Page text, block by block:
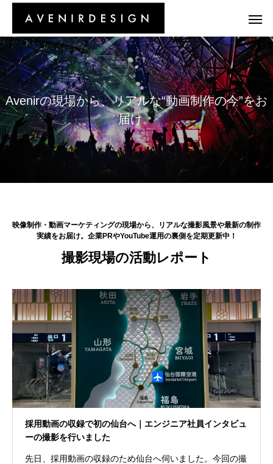
Avenirの現場から、リアルな“動画制作の今”をお
届け。
映像制作・動画マーケティングの現場から、リアルな撮影風景や最新の制作
実績をお届け。企業PRやYouTube運用の裏側を定期更新中！
撮影現場の活動レポート
採用動画の収録で初の仙台へ｜エンジニア社員インタビュ
ーの撮影を行いました
先日、採用動画の収録のため仙台へ伺いました。今回の撮